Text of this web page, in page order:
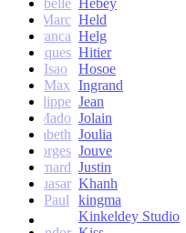
Isabelle Hebey
Marc Held
Franca Helg
Jacques Hitier
Isao
Hosoe
Max Ingrand
Philippe Jean
Mado Jolain
Elisabeth Joulia
Georges Jouve
Bernard Justin
Quasar Khanh
Paul
kingma
Kinkeldey Studio